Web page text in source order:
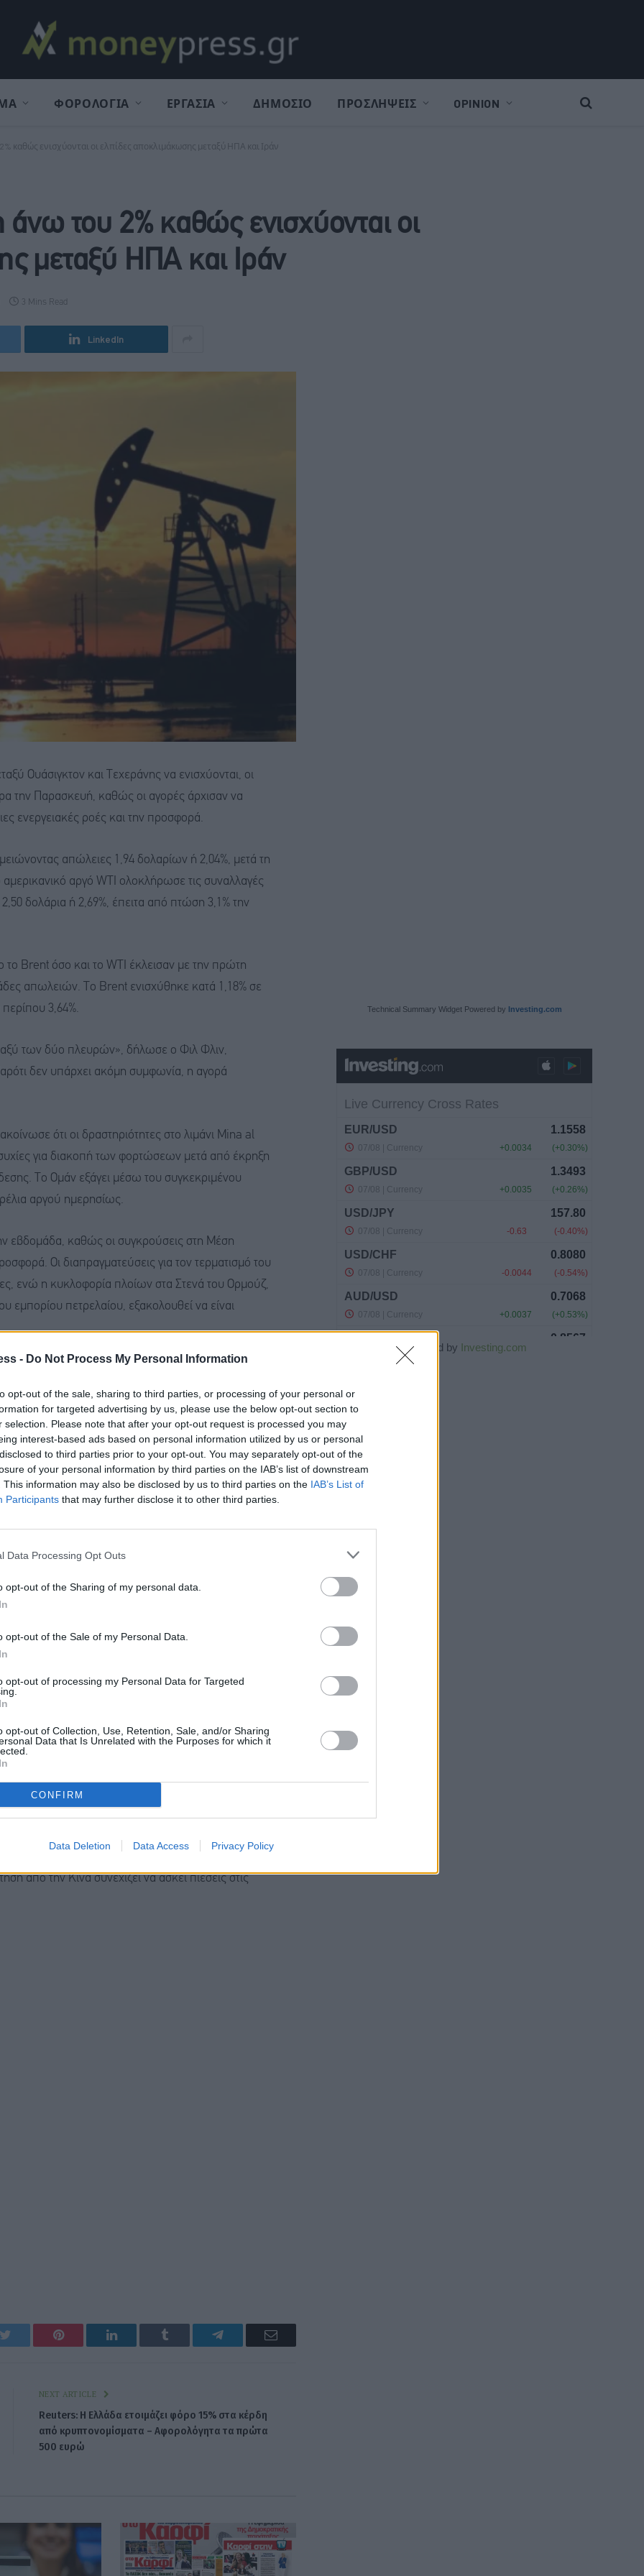
- Do Not Process My Personal Information
opt-out of the sale, sharing to third parties, or processing of your personal or
for targeted advertising by us, please use the below opt-out section to
selection. Please note that after your opt-out request is processed you may
interest-based ads based on personal information utilized by us or personal
to third parties prior to your opt-out. You may separately opt-out of the
of your personal information by third parties on the IAB’s list of downstream
This information may also be disclosed by us to third parties on the IAB’s List of
Participants that may further disclose it to other third parties.
Data Processing Opt Outs
opt-out of the Sharing of my personal data.
opt-out of the Sale of my Personal Data.
opt-out of processing my Personal Data for Targeted
opt-out of Collection, Use, Retention, Sale, and/or Sharing
Data that Is Unrelated with the Purposes for which it
CONFIRM
Data Deletion Data Access Privacy Policy
ΦΟΡΟΛΟΓΙΑ ΕΡΓΑΣΙΑ ΔΗΜΟΣΙΟ ΠΡΟΣΛΗΨΕΙΣ OPINION
καθώς ενισχύονται οι ελπίδες αποκλιμάκωσης μεταξύ ΗΠΑ και Ιράν
του 2% καθώς ενισχύονται οι
μεταξύ ΗΠΑ και Ιράν
3 Mins Read
LinkedIn
Ουάσιγκτον και Τεχεράνης να ενισχύονται, οι
την Παρασκευή, καθώς οι αγορές άρχισαν να
ενεργειακές ροές και την προσφορά.
απώλειες 1,94 δολαρίων ή 2,04%, μετά τη
αργό WTI ολοκλήρωσε τις συναλλαγές
δολάρια ή 2,69%, έπειτα από πτώση 3,1% την
Brent όσο και το WTI έκλεισαν με την πρώτη
απωλειών. Το Brent ενισχύθηκε κατά 1,18% σε
3,64%.
των δύο πλευρών», δήλωσε ο Φιλ Φλιν,
δεν υπάρχει ακόμη συμφωνία, η αγορά
ότι οι δραστηριότητες στο λιμάνι Mina al
για διακοπή των φορτώσεων μετά από έκρηξη
Το Ομάν εξάγει μέσω του συγκεκριμένου
αργού ημερησίως.
εβδομάδα, καθώς οι συγκρούσεις στη Μέση
Οι διαπραγματεύσεις για τον τερματισμό του
ενώ η κυκλοφορία πλοίων στα Στενά του Ορμούζ,
εμπορίου πετρελαίου, εξακολουθεί να είναι
από την έλλειψη προόδου στις συνομιλίες
του ευρωπαϊκού φυσικού αερίου αυτή την
περιορισμένη λόγω των υψηλότερων από τα
και της υποχώρησης της ζήτησης.
Κάσεμ απέρριψε την Πέμπτη τη συμφωνία
Πολιτείες μεταξύ Ισραήλ και Λιβάνου. Η
στον Λίβανο αποτελεί προϋπόθεση για
Ντόναλντ Τραμπ δήλωσε ότι διαπιστώνει
ότι ο Λίβανος «αξίζει να ζήσει σε
από ένα περίπλοκο πλέγμα αντικρουόμενων
IG, Τόνι Σάικαμορ.
Αλ Γκάις, επανέλαβε ότι ο οργανισμός
της παγκόσμιας ζήτησης πετρελαίου κατά 1,2 εκατ.
Ανατολή και το κλείσιμο των Στενών του
στο χαμηλότερο επίπεδο των τελευταίων έξι
αποκλεισμού, σύμφωνα με στοιχεία
από την Κίνα συνεχίζει να ασκεί πιέσεις στις
Pinterest LinkedIn Tumblr Telegram Email
NEXT ARTICLE
Reuters: Η Ελλάδα ετοιμάζει φόρο 15% στα κέρδη
από κρυπτονομίσματα – Αφορολόγητα τα πρώτα
500 ευρώ
Technical Summary Widget Powered by Investing.com
Powered by Investing.com